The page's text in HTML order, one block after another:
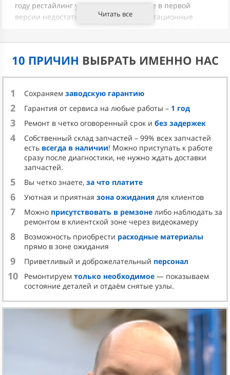
году рестайлинг устранил допущенные в первой
версии недостатки. Отличные эксплуатационные
также оценили качество покраски кузова, когда даже в
обратиться в наш специализированный автосервис.
ПРИЗНАКИ И ПРИЧИНЫ
НЕИСПРАВНОСТЕЙ
Возникшие с двигателем проблемы и износ движка
определяют по следующим признакам:
Неисправность появляется из-за износа ЦПГ,
падения компрессии, закоксовывания выпускного
Высокий расход масла. Основная причина -
изношенность поршневой группы мотора.
Падение давления масла. Причиной может быть
засорение масляных каналов или фильтра,
неисправность масляного насоса или
масло.
Низкая компрессия. Отклонение от заданных
производителем параметров давления в камере
сгорания приводит к сбоям в работе мотора,
падению мощности, троению.
Неровный холостой ход. Причина в значительной
разнице в степени сжатия в цилиндрах или износе
подшипников движка.
Возросший расход топлива. Основная причина -
Читать все
10 ПРИЧИН ВЫБРАТЬ ИМЕННО НАС
1 Сохраняемзаводскую гарантию
2 Гарантия от сервиса на любые работы – 1 год
3 Ремонт в четко оговоренный срок ибез задержек
4
Собственный склад запчастей – 99% всех запчастей
есть всегда в наличии! Можно приступать к работе
сразу после диагностики, не нужно ждать доставки
запчастей.
5 Вы четко знаете,за что платите
6 Уютная и приятнаязона ожидания для клиентов
7 Можно присутствовать в ремзоне либо наблюдать за
ремонтом в клиентской зоне через видеокамеру
8 Возможность приобрести расходные материалы
прямо в зоне ожидания
9 Приветливый и доброжелательный персонал
10 Ремонтируемтолько необходимое — показываем
состояние деталей и отдаём снятые узлы.